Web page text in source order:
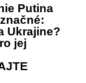
Putina
Ukrajine?
jej